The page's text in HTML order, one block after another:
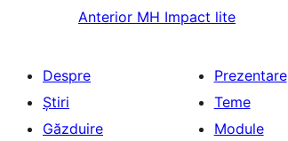
Anterior MH Impact lite
Despre
Știri
Găzduire
Prezentare
Teme
Module